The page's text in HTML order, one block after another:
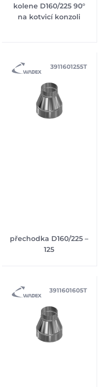
kolene D160/225 90°
na kotvicí konzoli
přechodka D160/225 –
125
3911601255T
3911601605T